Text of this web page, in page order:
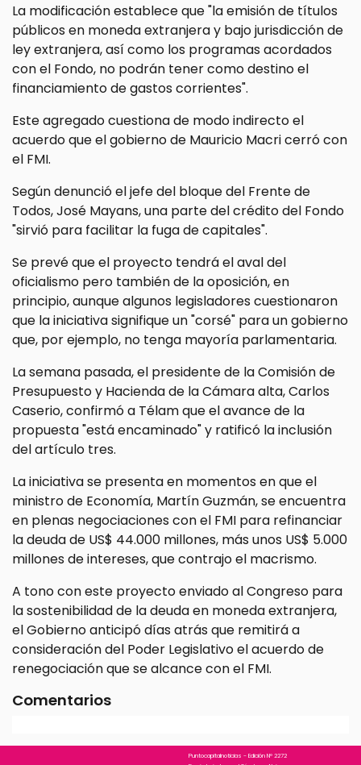
La modificación establece que "la emisión de títulos
públicos en moneda extranjera y bajo jurisdicción de
ley extranjera, así como los programas acordados
con el Fondo, no podrán tener como destino el
financiamiento de gastos corrientes".
Este agregado cuestiona de modo indirecto el
acuerdo que el gobierno de Mauricio Macri cerró con
el FMI.
Según denunció el jefe del bloque del Frente de
Todos, José Mayans, una parte del crédito del Fondo
"sirvió para facilitar la fuga de capitales".
Se prevé que el proyecto tendrá el aval del
oficialismo pero también de la oposición, en
principio, aunque algunos legisladores cuestionaron
que la iniciativa signifique un "corsé" para un gobierno
que, por ejemplo, no tenga mayoría parlamentaria.
La semana pasada, el presidente de la Comisión de
Presupuesto y Hacienda de la Cámara alta, Carlos
Caserio, confirmó a Télam que el avance de la
propuesta "está encaminado" y ratificó la inclusión
del artículo tres.
La iniciativa se presenta en momentos en que el
ministro de Economía, Martín Guzmán, se encuentra
en plenas negociaciones con el FMI para refinanciar
la deuda de US$ 44.000 millones, más unos US$ 5.000
millones de intereses, que contrajo el macrismo.
A tono con este proyecto enviado al Congreso para
la sostenibilidad de la deuda en moneda extranjera,
el Gobierno anticipó días atrás que remitirá a
consideración del Poder Legislativo el acuerdo de
renegociación que se alcance con el FMI.
Comentarios
Puntocapitalnoticias - Edición N° 2272